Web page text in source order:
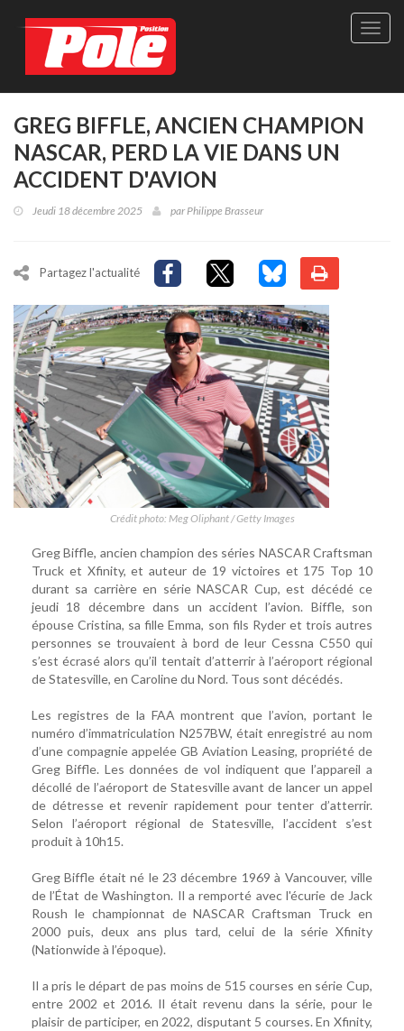
Site
GREG BIFFLE, ANCIEN CHAMPION
NASCAR, PERD LA VIE DANS UN
ACCIDENT D'AVION
Jeudi 18 décembre 2025 parPhilippe Brasseur
Partagez l'actualité
Crédit photo: Meg Oliphant / Getty Images
Greg Biffle, ancien champion des séries NASCAR Craftsman
Truck et Xfinity, et auteur de 19 victoires et 175 Top 10
durant sa carrière en série NASCAR Cup, est décédé ce
jeudi 18 décembre dans un accident l’avion. Biffle, son
épouse Cristina, sa fille Emma, son fils Ryder et trois autres
personnes se trouvaient à bord de leur Cessna C550 qui
s’est écrasé alors qu’il tentait d’atterrir à l’aéroport régional
de Statesville, en Caroline du Nord. Tous sont décédés.
Les registres de la FAA montrent que l’avion, portant le
numéro d’immatriculation N257BW, était enregistré au nom
d’une compagnie appelée GB Aviation Leasing, propriété de
Greg Biffle. Les données de vol indiquent que l’appareil a
décollé de l’aéroport de Statesville avant de lancer un appel
de détresse et revenir rapidement pour tenter d’atterrir.
Selon l’aéroport régional de Statesville, l’accident s’est
produit à 10h15.
Greg Biffle était né le 23 décembre 1969 à Vancouver, ville
de l’État de Washington. Il a remporté avec l'écurie de Jack
Roush le championnat de NASCAR Craftsman Truck en
2000 puis, deux ans plus tard, celui de la série Xfinity
(Nationwide à l’époque).
Il a pris le départ de pas moins de 515 courses en série Cup,
entre 2002 et 2016. Il était revenu dans la série, pour le
plaisir de participer, en 2022, disputant 5 courses. En Xfinity,